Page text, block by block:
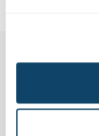
Auch in